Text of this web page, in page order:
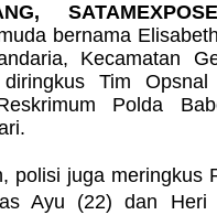
bernama
Kecamatan
diringkus Tim
Polda
polisi juga meringkus
Ayu (22) dan Heri